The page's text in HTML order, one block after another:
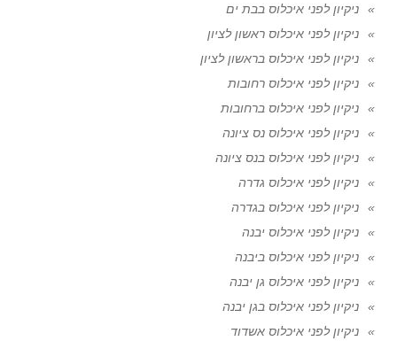
ניקיון לפני איכלוס בבת ים
ניקיון לפני איכלוס ראשון לציון
ניקיון לפני איכלוס בראשון לציון
ניקיון לפני איכלוס רחובות
ניקיון לפני איכלוס ברחובות
ניקיון לפני איכלוס נס ציונה
ניקיון לפני איכלוס בנס ציונה
ניקיון לפני איכלוס גדרה
ניקיון לפני איכלוס בגדרה
ניקיון לפני איכלוס יבנה
ניקיון לפני איכלוס ביבנה
ניקיון לפני איכלוס גן יבנה
ניקיון לפני איכלוס בגן יבנה
ניקיון לפני איכלוס אשדוד